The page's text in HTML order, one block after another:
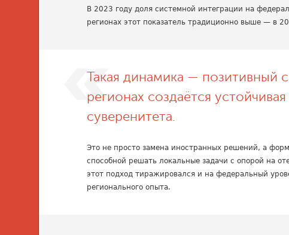
В 2023 году доля системной интеграции на
регионах этот показатель традиционно выше — в
Такая динамика — позитивный
регионах создаётся
суверенитета.
Это не просто замена иностранных решений, а
способной решать локальные задачи с опорой на
этот подход тиражировался и на федеральный
регионального опыта.